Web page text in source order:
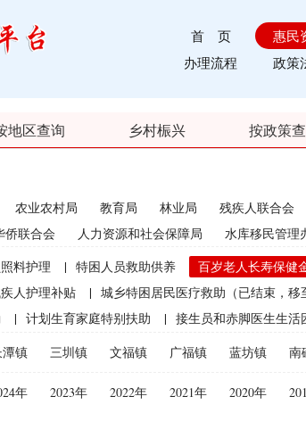
首 页 惠民
办理流程
政策
地区查询 乡村桭兴 按政策
农业农村局 教育局 林业局 残疾人联合会
侨联合会 人力资源和社会保障局 水库移民管理
料护理 | 特困人员救助供养 百岁老人长寿保健
人护理补贴 | 城乡特困居民医疗救助（已结束，移
| 计划生育家庭特别扶助 | 接生员和赤脚医生生活
计划生育节育奖励（农村纯生二女结扎户奖励）
农
种粮直接补贴（已结束）
渔业捕捞和养殖业油价
镇 三圳镇 文福镇 广福镇 蓝坊镇 南
年 2023年 2022年 2021年 2020年